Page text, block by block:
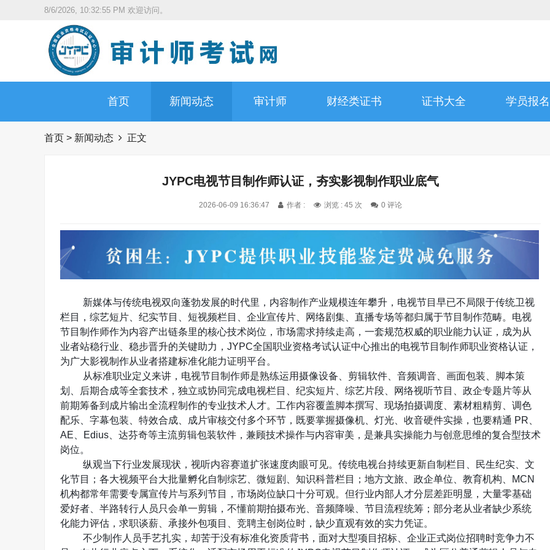
8/6/2026, 10:32:56 PM 欢迎访问。
首页 新闻动态 审计师 财经类证书 证书大全 学员报名
首页 > 新闻动态 正文
JYPC电视节目制作师认证，夯实影视制作职业底气
2026-06-09 16:36:47 作者 : 浏览 : 45 次 0 评论
新媒体与传统电视双向蓬勃发展的时代里，内容制作产业规模连年攀升，电视节目早已不局限于传统卫视
栏目，综艺短片、纪实节目、短视频栏目、企业宣传片、网络剧集、直播专场等都归属于节目制作范畴。电视
节目制作师作为内容产出链条里的核心技术岗位，市场需求持续走高，一套规范权威的职业能力认证，成为从
业者站稳行业、稳步晋升的关键助力， JYPC全国职业资格考试认证中心推出的电视节目制作师职业资格认证，
为广大影视制作从业者搭建标准化能力证明平台。
从标准职业定义来讲，电视节目制作师是熟练运用摄像设备、剪辑软件、音频调音、画面包装、脚本策
划、后期合成等全套技术，独立或协同完成电视栏目、纪实短片、综艺片段、网络视听节目、政企专题片等从
前期筹备到成片输出全流程制作的专业技术人才。工作内容覆盖脚本撰写、现场拍摄调度、素材粗精剪、调色
配乐、字幕包装、特效合成、成片审核交付多个环节，既要掌握摄像机、灯光、收音硬件实操，也要精通 PR
AE
Edius 、达芬奇等主流剪辑包装软件，兼顾技术操作与内容审美，是兼具实操能力与创意思维的复合型技术
岗位。
纵观当下行业发展现状，视听内容赛道扩张速度肉眼可见。传统电视台持续更新自制栏目、民生纪实、文
化节目；各大视频平台大批量孵化自制综艺、微短剧、知识科普栏目；地方文旅、政企单位、教育机构、
MCN
机构都常年需要专属宣传片与系列节目，市场岗位缺口十分可观。但行业内部人才分层差距明显，大量零基础
爱好者、半路转行人员只会单一剪辑，不懂前期拍摄布光、音频降噪、节目流程统筹；部分老从业者缺少系统
化能力评估，求职谈薪、承接外包项目、竞聘主创岗位时，缺少直观有效的实力凭证。
不少制作人员手艺扎实，却苦于没有标准化资质背书，面对大型项目招标、企业正式岗位招聘时竞争力不